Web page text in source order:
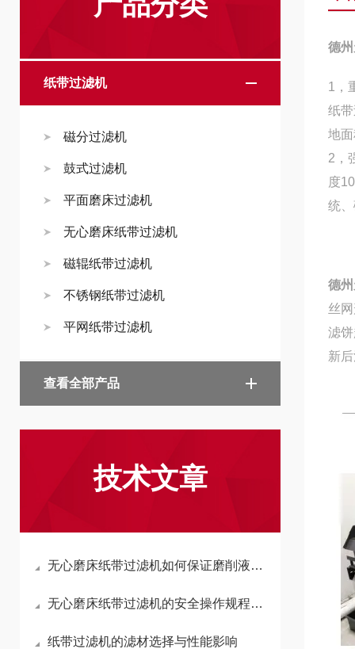
纸带过滤机
磁分过滤机
鼓式过滤机
平面磨床过滤机
无心磨床纸带过滤机
磁辊纸带过滤机
不锈钢纸带过滤机
平网纸带过滤机
查看全部产品
技术文章
无心磨床纸带过滤机如何保证磨削液长期清洁
无心磨床纸带过滤机的安全操作规程与预防措施
纸带过滤机的滤材选择与性能影响
德
1，
纸
地
2，
度
统
德
丝
滤
新